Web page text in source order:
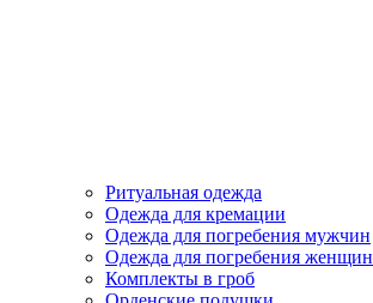
Ритуальная одежда
Одежда для кремации
Одежда для погребения мужчин
Одежда для погребения женщин
Комплекты в гроб